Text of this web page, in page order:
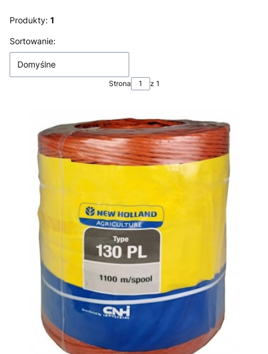
Produkty: 1
Lista produktów
Sortowanie:
Domyślne
Strona z 1